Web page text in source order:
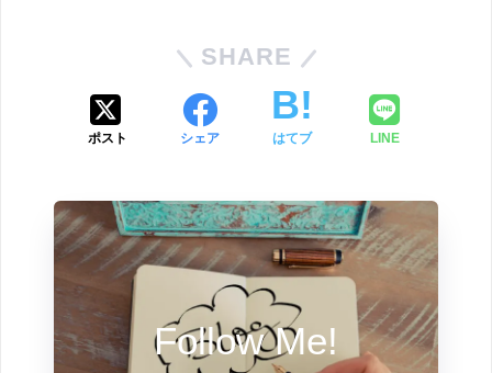
SHARE
ポスト シェア はてブ LINE
Follow Me!